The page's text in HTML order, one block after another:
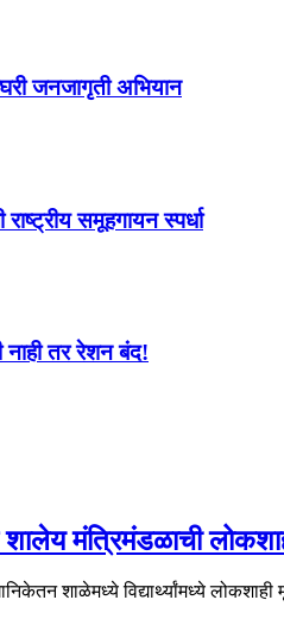
जनजागृती अभियान
समूहगायन स्पर्धा
नाही तर रेशन बंद!
शालेय मंत्रिमंडळाची
शाळेमध्ये विद्यार्थ्यांमध्ये